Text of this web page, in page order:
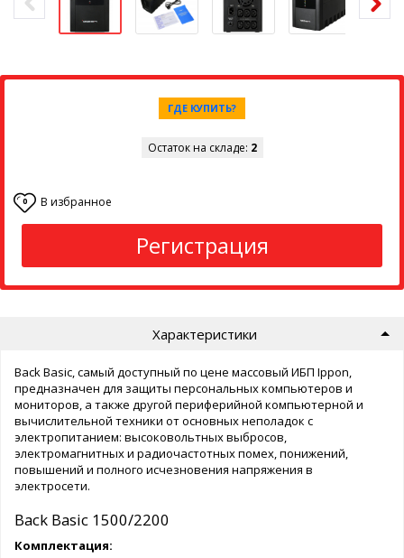
ГДЕ КУПИТЬ?
Остаток на складе: 2
0 В избранное
Регистрация
Характеристики
Back Basic, самый доступный по цене массовый ИБП Ippon,
предназначен для защиты персональных компьютеров и
мониторов, а также другой периферийной компьютерной и
вычислительной техники от основных неполадок с
электропитанием: высоковольтных выбросов,
электромагнитных и радиочастотных помех, понижений,
повышений и полного исчезновения напряжения в
электросети.
Back Basic 1500/2200
Комплектация: